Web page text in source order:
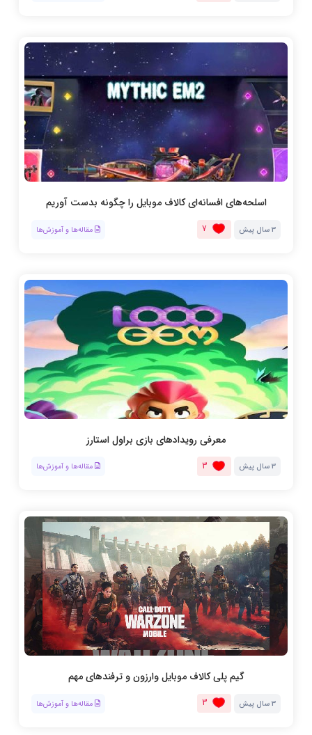
اسلحه‌های افسانه‌ای کالاف موبایل را چگونه بدست آوریم
3 سال پیش 7 مقاله‌ها و آموزش‌ها
معرفی رویدادهای بازی براول استارز
3 سال پیش 3 مقاله‌ها و آموزش‌ها
گیم پلی کالاف موبایل وارزون و ترفند‌های مهم
3 سال پیش 3 مقاله‌ها و آموزش‌ها